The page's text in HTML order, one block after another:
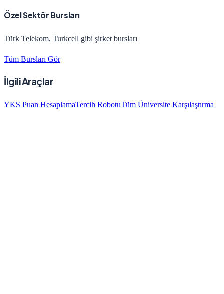
Özel Sektör Bursları
Türk Telekom, Turkcell gibi şirket bursları
Tüm Bursları Gör
İlgili Araçlar
YKS Puan HesaplamaTercih RobotuTüm Üniversite Karşılaştırma